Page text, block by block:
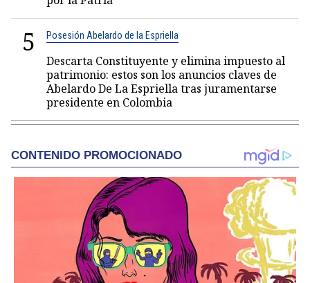
5 Posesión Abelardo de la Espriella
Descarta Constituyente y elimina impuesto al
patrimonio: estos son los anuncios claves de
Abelardo De La Espriella tras juramentarse
presidente en Colombia